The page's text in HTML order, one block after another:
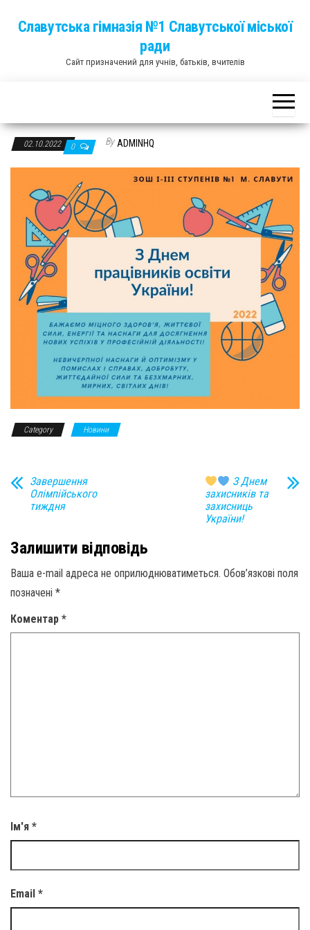
Славутська гімназія №1 Славутської міської
ради
Сайт призначений для учнів, батьків, вчителів
02.10.2022 0 By ADMINHQ
Category Новини
Завершення
Олімпійського
тиждня
З Днем
захисників та
захисниць
України!
Залишити відповідь
Ваша e-mail адреса не оприлюднюватиметься. Обов’язкові поля
позначені *
Коментар *
Ім'я *
Email *